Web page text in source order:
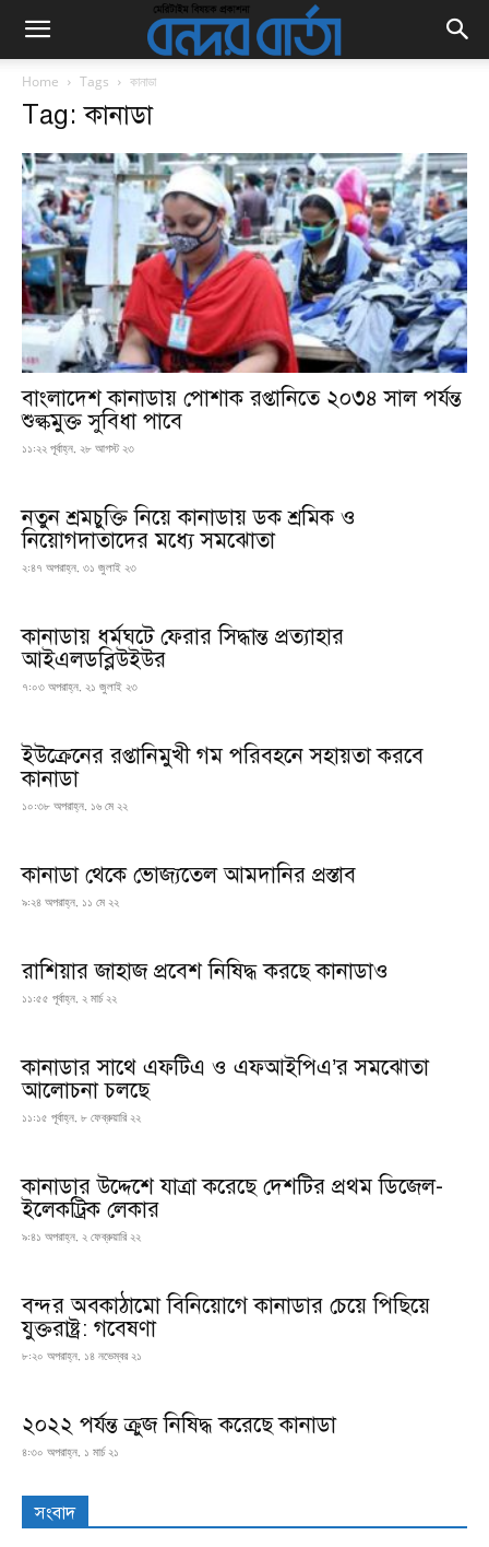
Home Tags কানাডা
Tag: কানাডা
বাংলাদেশ কানাডায় পোশাক রপ্তানিতে ২০৩৪ সাল পর্যন্ত
শুল্কমুক্ত সুবিধা পাবে
১১:২২ পূর্বাহ্ন, ২৮ আগস্ট ২৩
নতুন শ্রমচুক্তি নিয়ে কানাডায় ডক শ্রমিক ও
নিয়োগদাতাদের মধ্যে সমঝোতা
২:৪৭ অপরাহ্ন, ৩১ জুলাই ২৩
কানাডায় ধর্মঘটে ফেরার সিদ্ধান্ত প্রত্যাহার
আইএলডব্লিউইউর
৭:০৩ অপরাহ্ন, ২১ জুলাই ২৩
ইউক্রেনের রপ্তানিমুখী গম পরিবহনে সহায়তা করবে
কানাডা
১০:৩৮ অপরাহ্ন, ১৬ মে ২২
কানাডা থেকে ভোজ্যতেল আমদানির প্রস্তাব
৯:২৪ অপরাহ্ন, ১১ মে ২২
রাশিয়ার জাহাজ প্রবেশ নিষিদ্ধ করছে কানাডাও
১১:৫৫ পূর্বাহ্ন, ২ মার্চ ২২
কানাডার সাথে এফটিএ ও এফআইপিএ’র সমঝোতা
আলোচনা চলছে
১১:১৫ পূর্বাহ্ন, ৮ ফেব্রুয়ারি ২২
কানাডার উদ্দেশে যাত্রা করেছে দেশটির প্রথম ডিজেল-
ইলেকট্রিক লেকার
৯:৪১ অপরাহ্ন, ২ ফেব্রুয়ারি ২২
বন্দর অবকাঠামো বিনিয়োগে কানাডার চেয়ে পিছিয়ে
যুক্তরাষ্ট্র: গবেষণা
৮:২০ অপরাহ্ন, ১৪ নভেম্বর ২১
২০২২ পর্যন্ত ক্রুজ নিষিদ্ধ করেছে কানাডা
৪:৩০ অপরাহ্ন, ১ মার্চ ২১
সংবাদ